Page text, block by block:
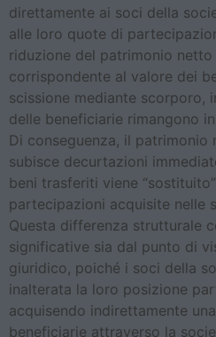
direttamente ai soci della
alle loro quote di
riduzione del patrimonio
corrispondente al valore dei
scissione mediante scorporo,
delle beneficiarie rimangono
Di conseguenza, il patrimonio
subisce decurtazioni
beni trasferiti viene
partecipazioni acquisite nelle
Questa differenza strutturale
significative sia dal punto di
giuridico, poiché i soci della
inalterata la loro posizione
acquisendo indirettamente
beneficiarie attraverso la